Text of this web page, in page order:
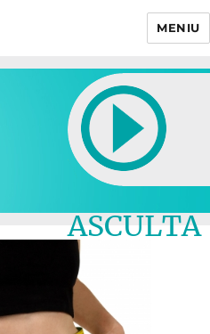
MENIU
ASCULTA
LIVE